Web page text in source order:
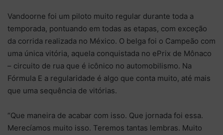
Vandoorne foi um piloto muito regular durante toda a
temporada, pontuando em todas as etapas, com exceção
da corrida realizada no México. O belga foi o Campeão com
uma única vitória, aquela conquistada no ePrix de Mônaco
– circuito de rua que é icônico no automobilismo. Na
Fórmula E a regularidade é algo que conta muito, até mais
que uma sequência de vitórias.
“Que maneira de acabar com isso. Que jornada foi essa.
Merecíamos muito isso. Teremos tantas lembras. Muito